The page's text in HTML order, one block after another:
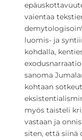
vaientaa
luomis- ja
kohdalla,
sanoma
kohtaan
myös taisteli
vastaan ja
siten, että siinä